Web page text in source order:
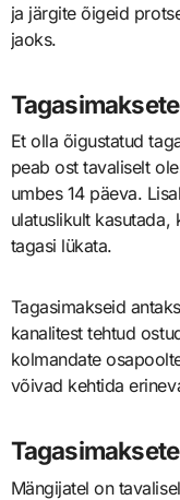
ja järgite õigeid
jaoks.
Et olla õigustatud
peab ost tavaliselt
umbes 14 päeva.
ulatuslikult kasutada,
tagasi lükata.
Tagasimakseid
kanalitest tehtud
kolmandate
võivad kehtida
Mängijatel on